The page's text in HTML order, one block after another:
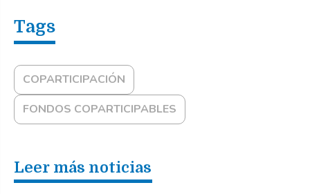
COPARTICIPACIÓN
FONDOS COPARTICIPABLES
Leer más noticias